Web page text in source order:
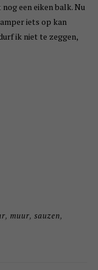
een eiken balk. Nu
iets op kan
ik niet te zeggen,
,muur,sauzen,